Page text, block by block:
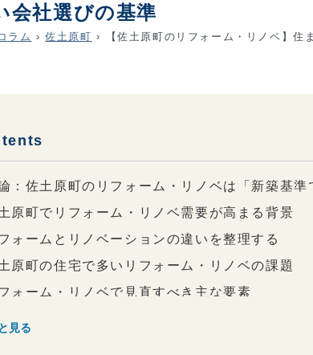
会社選びの基準
ラム › 佐土原町 › 【佐土原町のリフォーム・リノベ】住
：佐土原町のリフォーム・リノベは「新築基
原町でリフォーム・リノベ需要が高まる背景
ォームとリノベーションの違いを整理する
原町の住宅で多いリフォーム・リノベの課題
ォーム・リノベで見直すべき主な要素
見る